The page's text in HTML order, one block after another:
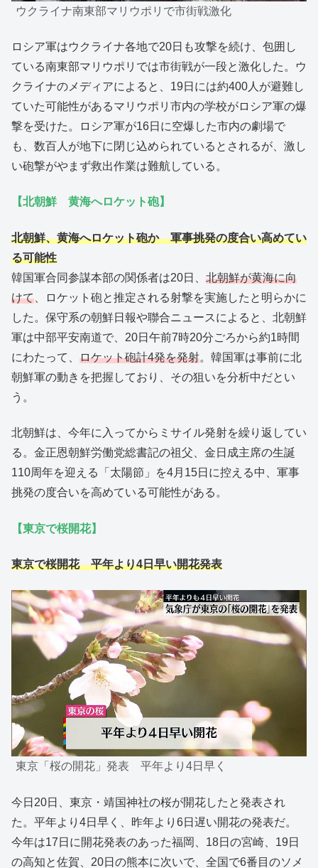
ウクライナ南東部マリウポリで市街戦激化
ロシア軍はウクライナ各地で20日も攻撃を続け、包囲し
ている南東部マリウポリでは市街戦が一段と激化した。ウ
クライナのメディアによると、19日には約400人が避難し
ていた可能性があるマリウポリ市内の学校がロシア軍の爆
撃を受けた。ロシア軍が16日に空爆した市内の劇場で
も、数百人が地下に閉じ込められているとされるが、激し
い砲撃がやまず救出作業は難航している。
【北朝鮮 黄海へロケット砲】
北朝鮮、黄海へロケット砲か 軍事挑発の度合い高めてい
る可能性
韓国軍合同参謀本部の関係者は20日、 北朝鮮が黄海に向
けて 、ロケット砲と推定される射撃を実施したと明らかに
した。保守系の朝鮮日報や聯合ニュースによると、北朝鮮
軍は中部平安南道で、20日午前7時20分ごろから約1時間
にわたって、 ロケット砲計4発を発射。韓国軍は事前に北
朝鮮軍の動きを把握しており、その狙いを分析中だとい
う。
北朝鮮は、今年に入ってからミサイル発射を繰り返してい
る。金正恩朝鮮労働党総書記の祖父、金日成主席の生誕
110周年を迎える「太陽節」を4月15日に控える中、軍事
挑発の度合いを高めている可能性がある。
【東京で桜開花】
東京で桜開花 平年より4日早い開花発表
東京「桜の開花」発表 平年より4日早く
今日20日、東京・靖国神社の桜が開花したと発表され
た。平年より4日早く、昨年より6日遅い開花の発表だ。
今年は17日に開花発表のあった福岡、18日の宮崎、19日
の高知と佐賀、20日の熊本に次いで、全国で6番目のソメ